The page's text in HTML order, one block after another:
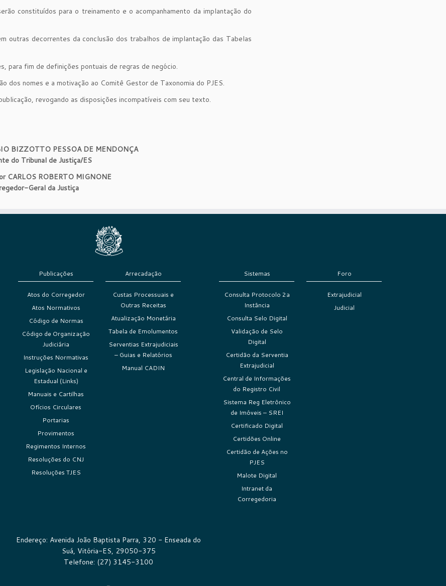
constituídos para o treinamento e o acompanhamento da implantação do
outras decorrentes da conclusão dos trabalhos de implantação das Tabelas
para fim de definições pontuais de regras de negócio.
dos nomes e a motivação ao Comitê Gestor de Taxonomia do PJES.
revogando as disposições incompatíveis com seu texto.
BIZZOTTO PESSOA DE MENDONÇA
do Tribunal de Justiça/ES
CARLOS ROBERTO MIGNONE
Geral da Justiça
Publicações
Atos do Corregedor
Atos Normativos
Código de Normas
Código de Organização
Judiciária
Instruções Normativas
Legislação Nacional e
Estadual (Links)
Manuais e Cartilhas
Ofícios Circulares
Portarias
Provimentos
Regimentos Internos
Resoluções do CNJ
Resoluções TJES
Arrecadação
Custas Processuais e
Outras Receitas
Atualização Monetária
Tabela de Emolumentos
Serventias Extrajudiciais
– Guias e Relatórios
Manual CADIN
Endereço: Avenida João Baptista Parra, 320 - Enseada do
Suá, Vitória-ES, 29050-375
Telefone: (27) 3145-3100
Sistemas
Consulta Protocolo 2a
Instância
Consulta Selo Digital
Validação de Selo
Digital
Certidão da Serventia
Extrajudicial
Central de Informações
do Registro Civil
Sistema Reg Eletrônico
de Imóveis – SREI
Certificado Digital
Certidões Online
Certidão de Ações no
PJES
Malote Digital
Intranet da
Corregedoria
Foro
Extrajudicial
Judicial